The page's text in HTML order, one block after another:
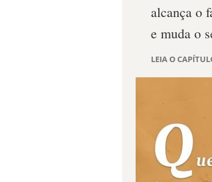
alcança o
e muda o
LEIA O